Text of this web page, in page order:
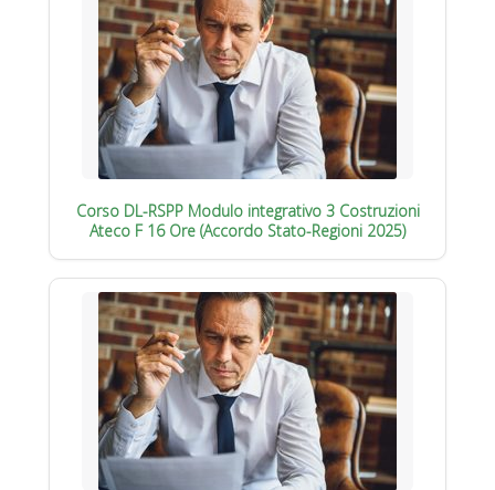
Corso DL-RSPP Modulo integrativo 3 Costruzioni
Ateco F 16 Ore (Accordo Stato-Regioni 2025)